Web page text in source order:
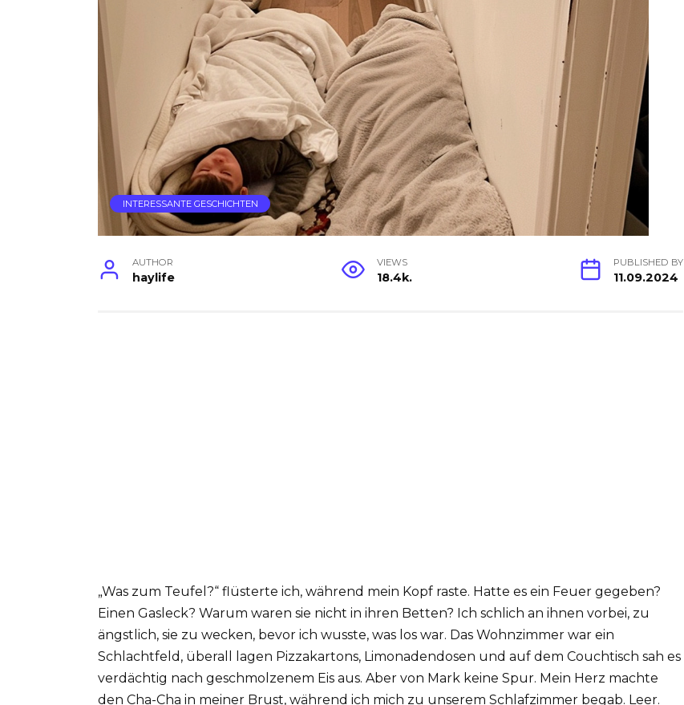
INTERESSANTE GESCHICHTEN
AUTHOR
haylife
VIEWS
18.4k.
PUBLISHED BY
11.09.2024
„Was zum Teufel?“ flüsterte ich, während mein Kopf raste. Hatte es ein Feuer gegeben?
Einen Gasleck? Warum waren sie nicht in ihren Betten? Ich schlich an ihnen vorbei, zu
ängstlich, sie zu wecken, bevor ich wusste, was los war. Das Wohnzimmer war ein
Schlachtfeld, überall lagen Pizzakartons, Limonadendosen und auf dem Couchtisch sah es
verdächtig nach geschmolzenem Eis aus. Aber von Mark keine Spur. Mein Herz machte
den Cha-Cha in meiner Brust, während ich mich zu unserem Schlafzimmer begab. Leer.